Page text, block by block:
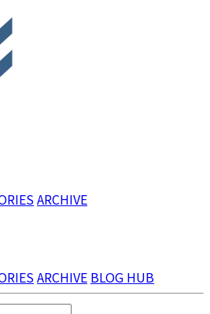
ARCHIVE
ARCHIVE BLOG HUB